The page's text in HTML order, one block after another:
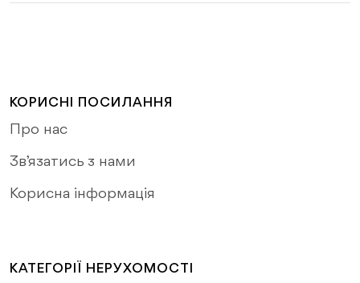
КОРИСНІ ПОСИЛАННЯ
Про нас
Зв’язатись з нами
Корисна інформація
КАТЕГОРІЇ НЕРУХОМОСТІ